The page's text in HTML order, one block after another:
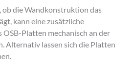
ob die Wandkonstruktion das
kann eine zusätzliche
Platten mechanisch an der
Alternativ lassen sich die Platten